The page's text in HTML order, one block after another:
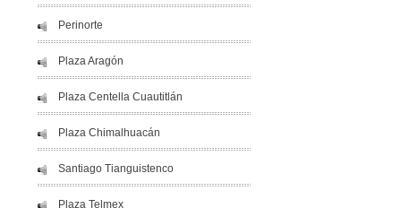
Perinorte
Plaza Aragón
Plaza Centella Cuautitlán
Plaza Chimalhuacán
Santiago Tianguistenco
Plaza Telmex